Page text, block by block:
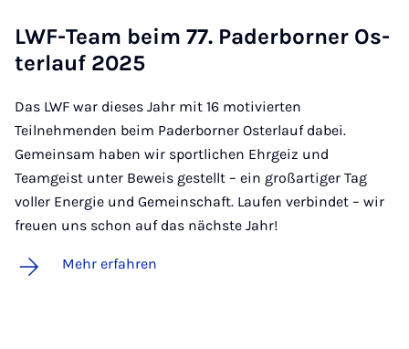
LWF-Team beim 77. Pa­der­bor­ner Os­
ter­lauf 2025
Das LWF war dieses Jahr mit 16 motivierten
Teilnehmenden beim Paderborner Osterlauf dabei.
Gemeinsam haben wir sportlichen Ehrgeiz und
Teamgeist unter Beweis gestellt – ein großartiger Tag
voller Energie und Gemeinschaft. Laufen verbindet – wir
freuen uns schon auf das nächste Jahr!
Mehr erfahren